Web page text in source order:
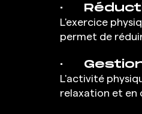
·
L'exercice
permet de
·
L'activité
relaxation et en